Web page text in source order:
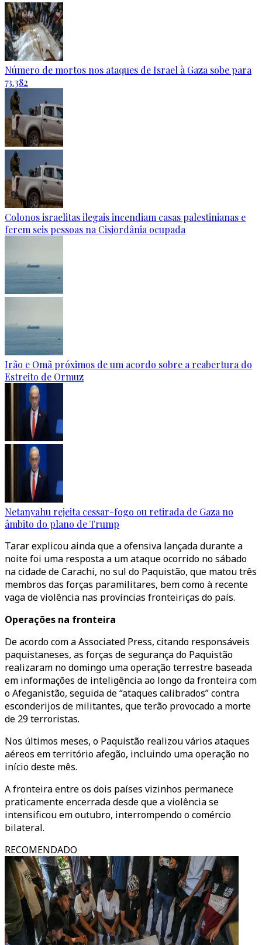
Número de mortos nos ataques de Israel à Gaza sobe para
73.382
Colonos israelitas ilegais incendiam casas palestinianas e
ferem seis pessoas na Cisjordânia ocupada
Irão e Omã próximos de um acordo sobre a reabertura do
Estreito de Ormuz
Netanyahu rejeita cessar-fogo ou retirada de Gaza no
âmbito do plano de Trump
Tarar explicou ainda que a ofensiva lançada durante a
noite foi uma resposta a um ataque ocorrido no sábado
na cidade de Carachi, no sul do Paquistão, que matou três
membros das forças paramilitares, bem como à recente
vaga de violência nas províncias fronteiriças do país.
Operações na fronteira
De acordo com a Associated Press, citando responsáveis
paquistaneses, as forças de segurança do Paquistão
realizaram no domingo uma operação terrestre baseada
em informações de inteligência ao longo da fronteira com
o Afeganistão, seguida de “ataques calibrados” contra
esconderijos de militantes, que terão provocado a morte
de 29 terroristas.
Nos últimos meses, o Paquistão realizou vários ataques
aéreos em território afegão, incluindo uma operação no
início deste mês.
A fronteira entre os dois países vizinhos permanece
praticamente encerrada desde que a violência se
intensificou em outubro, interrompendo o comércio
bilateral.
RECOMENDADO